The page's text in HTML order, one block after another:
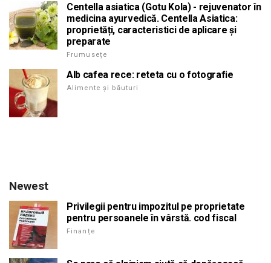
Centella asiatica (Gotu Kola) - rejuvenator în
medicina ayurvedică. Centella Asiatica:
proprietăți, caracteristici de aplicare și
preparate
Frumusețe
Alb cafea rece: reteta cu o fotografie
Alimente și băuturi
Newest
Privilegii pentru impozitul pe proprietate
pentru persoanele în vârstă. cod fiscal
Finanțe